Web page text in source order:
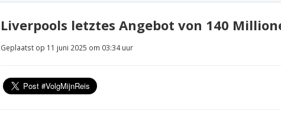
Liverpools letztes Angebot von 140
Geplaatst op 11 juni 2025 om 03:34 uur